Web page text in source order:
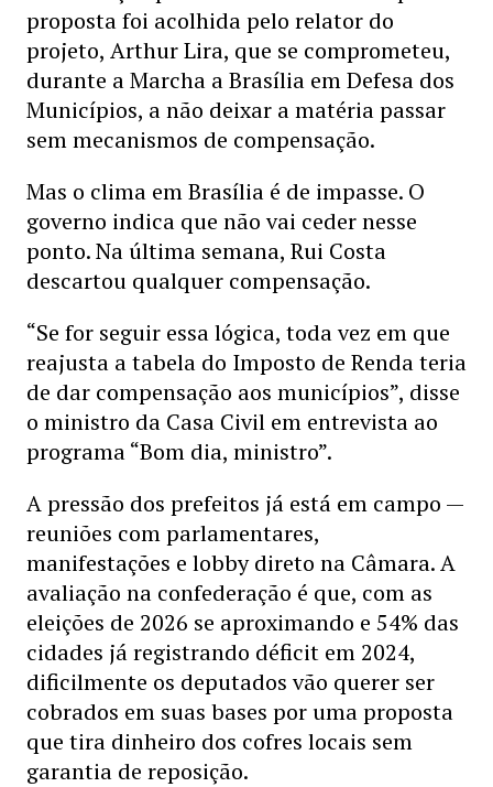
proposta foi acolhida pelo relator do
projeto, Arthur Lira, que se comprometeu,
durante a Marcha a Brasília em Defesa dos
Municípios, a não deixar a matéria passar
sem mecanismos de compensação.
Mas o clima em Brasília é de impasse. O
governo indica que não vai ceder nesse
ponto. Na última semana, Rui Costa
descartou qualquer compensação.
“Se for seguir essa lógica, toda vez em que
reajusta a tabela do Imposto de Renda teria
de dar compensação aos municípios”, disse
o ministro da Casa Civil em entrevista ao
programa “Bom dia, ministro”.
A pressão dos prefeitos já está em campo —
reuniões com parlamentares,
manifestações e lobby direto na Câmara. A
avaliação na confederação é que, com as
eleições de 2026 se aproximando e 54% das
cidades já registrando déficit em 2024,
dificilmente os deputados vão querer ser
cobrados em suas bases por uma proposta
que tira dinheiro dos cofres locais sem
garantia de reposição.